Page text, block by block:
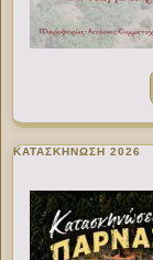
ΚΑΤΑΣΚΗΝΩΣΗ 2026